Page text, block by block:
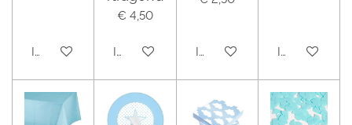
In winkelwagen
€ 4,50
In winkelwagenIn winkelwagenIn